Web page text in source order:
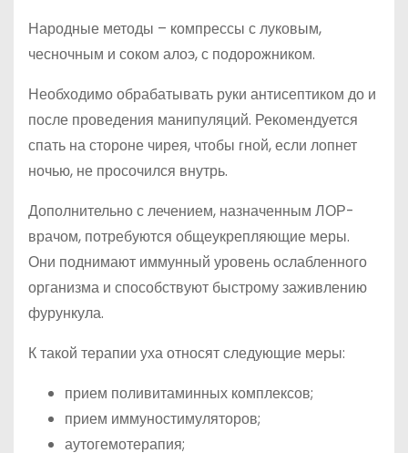
Народные методы – компрессы с луковым,
чесночным и соком алоэ, с подорожником.
Необходимо обрабатывать руки антисептиком до и
после проведения манипуляций. Рекомендуется
спать на стороне чирея, чтобы гной, если лопнет
ночью, не просочился внутрь.
Дополнительно с лечением, назначенным ЛОР-
врачом, потребуются общеукрепляющие меры.
Они поднимают иммунный уровень ослабленного
организма и способствуют быстрому заживлению
фурункула.
К такой терапии уха относят следующие меры:
прием поливитаминных комплексов;
прием иммуностимуляторов;
аутогемотерапия;